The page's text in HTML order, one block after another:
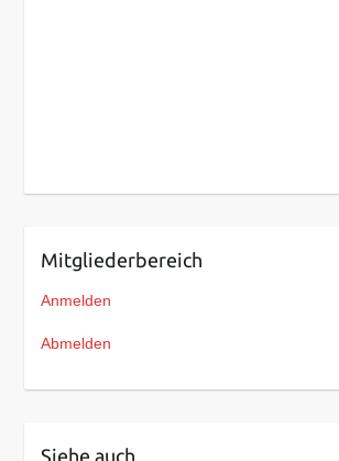
Mitgliederbereich
Anmelden
Abmelden
Siehe auch